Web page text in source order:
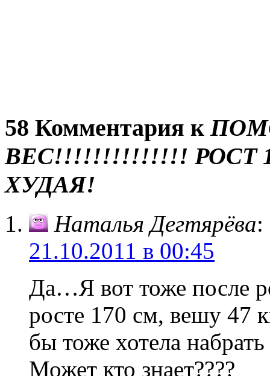
58 Комментария к
ВЕС!!!!!!!!!!!!!! РОСТ
ХУДАЯ!
Наталья Дегтярёва:
21.10.2011 в 00:45
Да…Я вот тоже после
росте 170 см, вешу 47
бы тоже хотела
Может кто знает????